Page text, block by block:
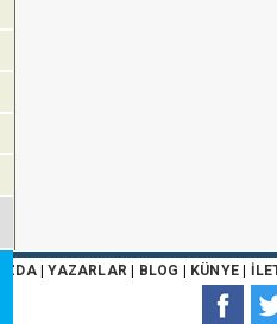
|YAZARLAR BLOG KÜNYE|